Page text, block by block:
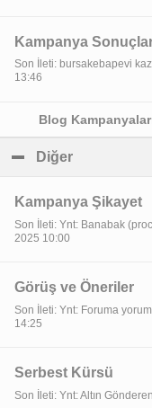
Kampanya
Son İleti: bursakebapevi
13:46
Blog
Diğer
Kampanya Şikayet
Son İleti: Ynt: Banabak
2025 10:00
Görüş ve Öneriler
Son İleti: Ynt: Foruma
14:25
Serbest Kürsü
Son İleti: Ynt: Altın